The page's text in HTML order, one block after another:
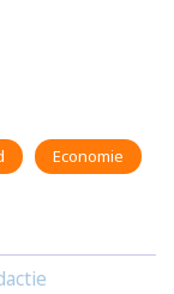
Economie